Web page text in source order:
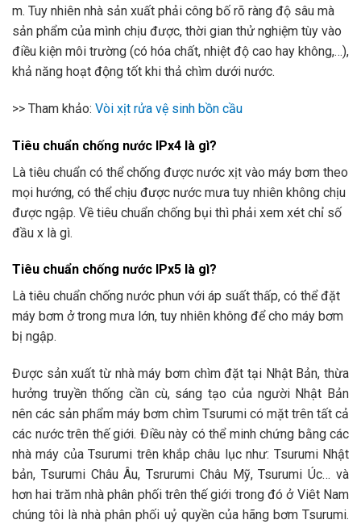
m. Tuy nhiên nhà sản xuất phải công bố rõ ràng độ sâu mà
sản phẩm của mình chịu được, thời gian thử nghiệm tùy vào
điều kiện môi trường (có hóa chất, nhiệt độ cao hay không,…),
khả năng hoạt động tốt khi thả chìm dưới nước.
>> Tham khảo: Vòi xịt rửa vệ sinh bồn cầu
Tiêu chuẩn chống nước IPx4 là gì?
Là tiêu chuẩn có thể chống được nước xịt vào máy bơm theo
mọi hướng, có thể chịu được nước mưa tuy nhiên không chịu
được ngập. Về tiêu chuẩn chống bụi thì phải xem xét chỉ số
đầu x là gì.
Tiêu chuẩn chống nước IPx5 là gì?
Là tiêu chuẩn chống nước phun với áp suất thấp, có thể đặt
máy bơm ở trong mưa lớn, tuy nhiên không để cho máy bơm
bị ngập.
Được sản xuất từ nhà máy bơm chìm đặt tại Nhật Bản, thừa
hưởng truyền thống cần cù, sáng tạo của người Nhật Bản
nên các sản phẩm máy bơm chìm Tsurumi có mặt trên tất cả
các nước trên thế giới. Điều này có thể minh chứng bằng các
nhà máy của Tsurumi trên khắp châu lục như: Tsurumi Nhật
bản, Tsurumi Châu Âu, Tsrurumi Châu Mỹ, Tsurumi Úc… và
hơn hai trăm nhà phân phối trên thế giới trong đó ở Viêt Nam
chúng tôi là nhà phân phối uỷ quyền của hãng bơm Tsurumi.